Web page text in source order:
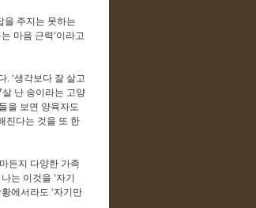
을 주지는 못하는
마음 근력‘이라고
. ‘생각보다 잘 살고
난 송이라는 고양
을 보면 양육자도
진다는 것을 또 한
든지 다양한 가족
는 이것을 ‘자기
에서라도 ‘자기만